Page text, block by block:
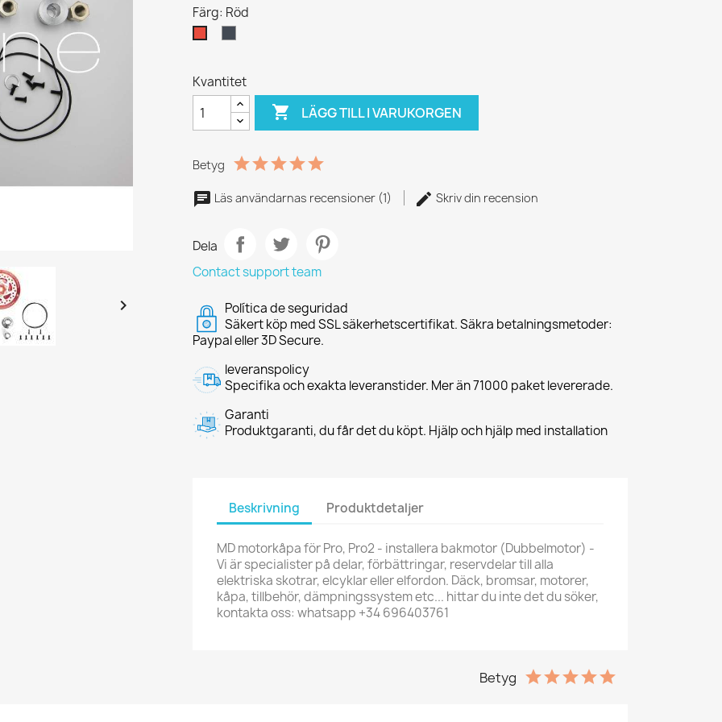

Färg: Röd
Kvantitet
 LÄGG TILL I VARUKORGEN
Betyg
Läs användarnas recensioner (1) Skriv din recension
Dela
Contact support team
Política de seguridad
Säkert köp med SSL säkerhetscertifikat. Säkra betalningsmetoder:
Paypal eller 3D Secure.
leveranspolicy
Specifika och exakta leveranstider. Mer än 71000 paket levererade.
Garanti
Produktgaranti, du får det du köpt. Hjälp och hjälp med installation
Beskrivning Produktdetaljer
MD motorkåpa för Pro, Pro2 - installera bakmotor (Dubbelmotor) -
Vi är specialister på delar, förbättringar, reservdelar till alla
elektriska skotrar, elcyklar eller elfordon. Däck, bromsar, motorer,
kåpa, tillbehör, dämpningssystem etc... hittar du inte det du söker,
kontakta oss: whatsapp +34 696403761
Betyg